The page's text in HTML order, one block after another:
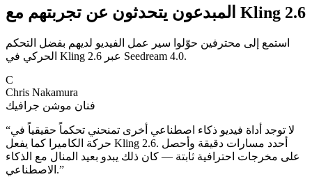
المبدعون يتحدثون عن تجربتهم مع Kling 2.6
استمع إلى محترفين حوّلوا سير عمل الفيديو لديهم بفضل التحكم
الحركي في Kling 2.6 عبر Seedream 4.0.
C
Chris Nakamura
فنان موشن جرافيك
“لا توجد أداة فيديو ذكاء اصطناعي أخرى تمنحني تحكماً حقيقياً في
حركة الكاميرا كما يفعل Kling 2.6. أحدد مسارات دقيقة وأحصل
على مخرجات احترافية ثابتة — كان ذلك يبدو بعيد المنال مع الذكاء
الاصطناعي.”